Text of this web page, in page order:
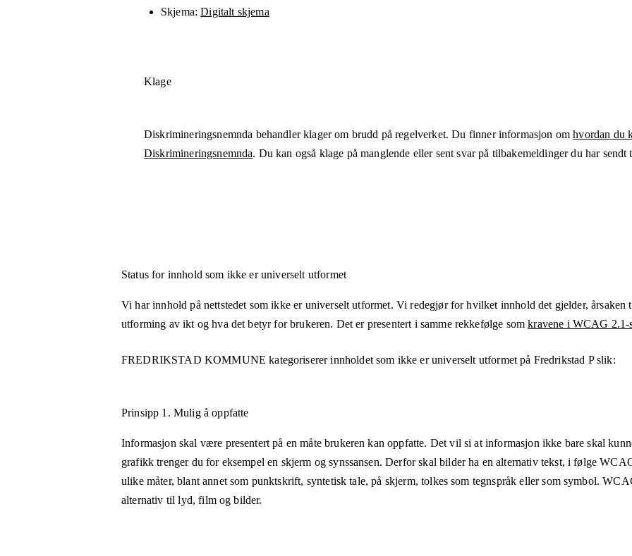
Skjema Digitalt skjema
Klage
Diskrimineringsnemnda behandler klager om brudd på regelverket. Du finner informasjon omhvordan du
Diskrimineringsnemnda. Du kan også klage på manglende eller sent svar på tilbakemeldinger du har sendt
Status for innhold som ikke er universelt utformet
Vi har innhold på nettstedet som ikke er universelt utformet. Vi redegjør for hvilket innhold det gjelder,
utforming av ikt og hva det betyr for brukeren. Det er presentert i samme rekkefølge somkravene i WCAG 2.1-
FREDRIKSTAD KOMMUNE kategoriserer innholdet som ikke er universelt utformet på Fredrikstad Pslik:
Prinsipp 1. Mulig å oppfatte
Informasjon skal være presentert på en måte brukeren kan oppfatte. Det vil si at informasjon ikke bare skal
grafikk trenger du for eksempel en skjerm og synssansen. Derfor skal bilder ha en alternativ tekst, i følge
ulike måter, blant annet som punktskrift, syntetisk tale, på skjerm, tolkes som tegnspråk eller som symbol.
alternativ til lyd, film og bilder.